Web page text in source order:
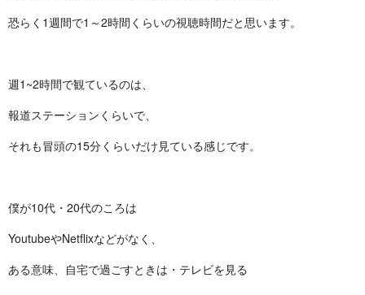
恐らく1週間で1～2時間くらいの視聴時間だと思います。
週1~2時間で観ているのは、
報道ステーションくらいで、
それも冒頭の15分くらいだけ見ている感じです。
僕が10代・20代のころは
YoutubeやNetflixなどがなく、
ある意味、自宅で過ごすときは ・テレビを見る